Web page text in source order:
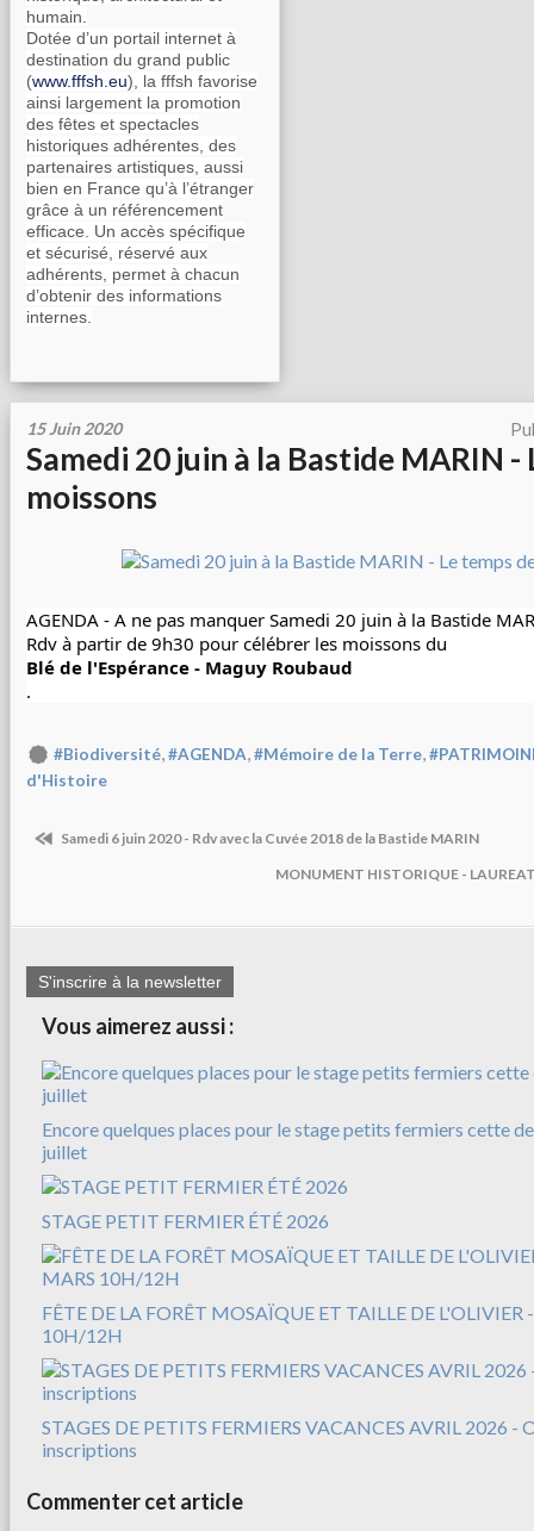
humain.
Dotée d’un portail internet à
destination du grand public
(www.fffsh.eu), la fffsh favorise
ainsi largement la promotion
des fêtes et spectacles
historiques adhérentes, des
partenaires artistiques, aussi
bien en France qu’à l’étranger
grâce à un référencement
efficace. Un accès spécifique
et sécurisé, réservé aux
adhérents, permet à chacun
d’obtenir des informations
internes.
15 Juin 2020
Samedi 20 juin à la Bastide MARIN -
moissons
AGENDA - A ne pas manquer Samedi 20 juin à la Bastide
Blé de l'Espérance - Maguy Roubaud
.
#Biodiversité,#AGENDA,#Mémoire de la Terre,
d'Histoire
Samedi 6 juin 2020 - Rdv avec la Cuvée 2018 de la Bastide MARIN
MONUMENT HISTORIQUE -
S'inscrire à la newsletter
Vous aimerez aussi :
Encore quelques places pour le stage petits fermiers cette
juillet
STAGE PETIT FERMIER ÉTÉ 2026
FÊTE DE LA FORÊT MOSAÏQUE ET TAILLE DE L'OLIVIER
10H/12H
STAGES DE PETITS FERMIERS VACANCES AVRIL 2026 -
inscriptions
Commenter cet article